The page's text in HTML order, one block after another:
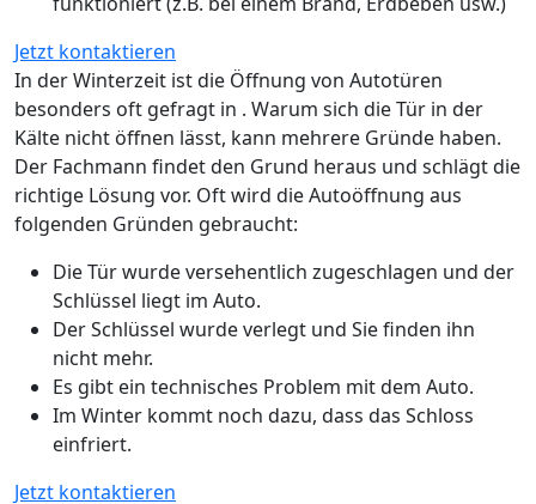
Jetzt kontaktieren
In der Winterzeit ist die Öffnung von Autotüren
besonders oft gefragt in . Warum sich die Tür in der
Kälte nicht öffnen lässt, kann mehrere Gründe haben.
Der Fachmann findet den Grund heraus und schlägt die
richtige Lösung vor. Oft wird die Autoöffnung aus
folgenden Gründen gebraucht:
Die Tür wurde versehentlich zugeschlagen und der
Schlüssel liegt im Auto.
Der Schlüssel wurde verlegt und Sie finden ihn
nicht mehr.
Es gibt ein technisches Problem mit dem Auto.
Im Winter kommt noch dazu, dass das Schloss
einfriert.
Jetzt kontaktieren